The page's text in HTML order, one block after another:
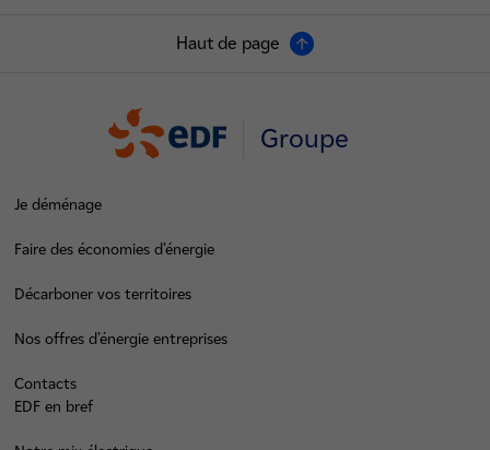
Haut de page
Groupe
Je déménage
Faire des économies d’énergie
Décarboner vos territoires
Nos offres d’énergie entreprises
Contacts
EDF en bref